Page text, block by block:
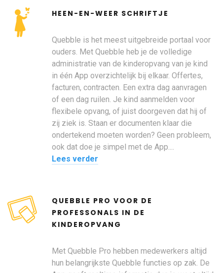
HEEN-EN-WEER SCHRIFTJE
Quebble is het meest uitgebreide portaal voor
ouders. Met Quebble heb je de volledige
administratie van de kinderopvang van je kind
in één App overzichtelijk bij elkaar. Offertes,
facturen, contracten. Een extra dag aanvragen
of een dag ruilen. Je kind aanmelden voor
flexibele opvang, of juist doorgeven dat hij of
zij ziek is. Staan er documenten klaar die
ondertekend moeten worden? Geen probleem,
ook dat doe je simpel met de App....
Lees verder
QUEBBLE PRO VOOR DE
PROFESSONALS IN DE
KINDEROPVANG
Met Quebble Pro hebben medewerkers altijd
hun belangrijkste Quebble functies op zak. De